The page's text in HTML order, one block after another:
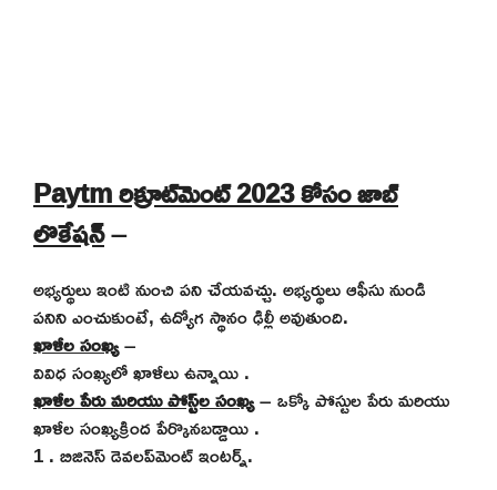
Paytm రిక్రూట్‌మెంట్ 2023కోసం జాబ్
లొకేషన్–
అభ్యర్థులు ఇంటి నుంచి పని చేయవచ్చు. అభ్యర్థులు ఆఫీసు నుండి
పనిని ఎంచుకుంటే, ఉద్యోగ స్థానం ఢిల్లీ అవుతుంది.
ఖాళీల సంఖ్య–
వివిధ సంఖ్యలో ఖాళీలు ఉన్నాయి.
ఖాళీల పేరు మరియు పోస్ట్‌ల సంఖ్య– ఒక్కో పోస్టుల పేరు మరియు
ఖాళీల సంఖ్యక్రింద పేర్కొనబడ్డాయి.
1. బిజినెస్ డెవలప్‌మెంట్ ఇంటర్న్.